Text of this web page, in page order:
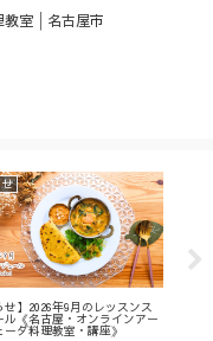
教室│名古屋市
せ】2026年9月のレッスンス
ル《名古屋・オンラインアー
ーダ料理教室・講座》